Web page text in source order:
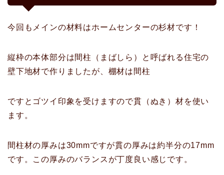
今回もメインの材料はホームセンターの杉材です！
縦枠の本体部分は間柱（まばしら）と呼ばれる住宅の
壁下地材で作りましたが、棚材は間柱
ですとゴツイ印象を受けますので貫（ぬき）材を使い
ます。
間柱材の厚みは30mmですが貫の厚みは約半分の17mm
です。この厚みのバランスが丁度良い感じです。